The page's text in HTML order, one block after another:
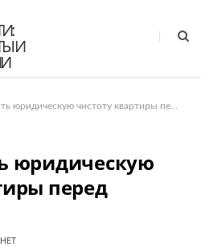
И
Как проверить юридическую чистоту квартиры перед покупкой
юридическую
перед